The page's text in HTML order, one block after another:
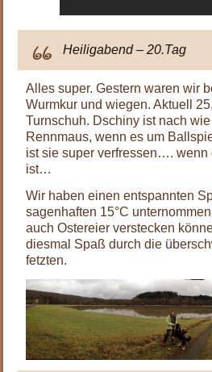
Heiligabend – 20.Tag
Alles super. Gestern waren wir
Wurmkur und wiegen. Aktuell
Turnschuh. Dschiny ist nach
Rennmaus, wenn es um
ist sie super verfressen…. wenn
ist…
Wir haben einen entspannten
sagenhaften 15°C
auch Ostereier verstecken
diesmal Spaß durch die
fetzten.